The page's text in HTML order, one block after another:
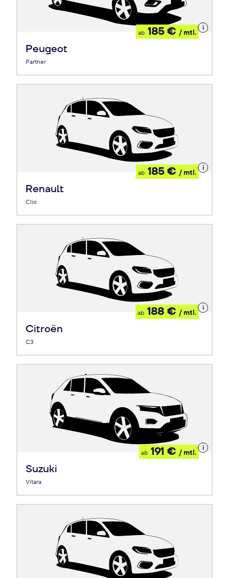
Peugeot
Partner
ab 185 € / mtl.
Details
zum
Renault
Clio
ab 185 € / mtl.
Details
zum
Citroën
C3
ab 188 € / mtl.
Details
zum
Suzuki
Vitara
ab 191 € / mtl.
Details
zum